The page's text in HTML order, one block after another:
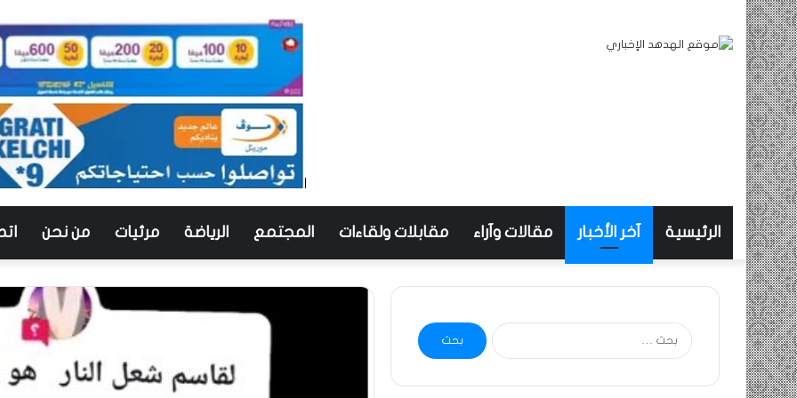
الرئيسية آخر الأخبار مقالات وآراء مقابلات ولقاءات المجتمع الرياضة مرئيات من نحن
البحث
عن: